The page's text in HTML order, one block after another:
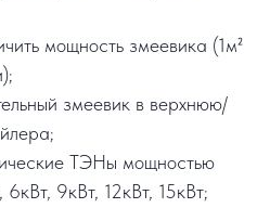
мощность змеевика (1м²
змеевик в верхнюю/
ТЭНы мощностью
9кВт, 12кВт, 15кВт;